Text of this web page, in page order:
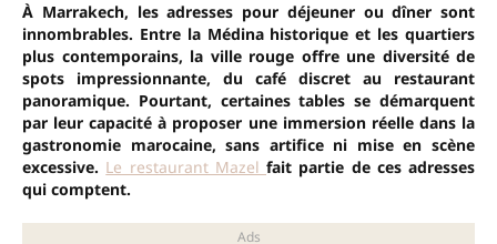
À Marrakech, les adresses pour déjeuner ou dîner sont
innombrables. Entre la Médina historique et les quartiers
plus contemporains, la ville rouge offre une diversité de
spots impressionnante, du café discret au restaurant
panoramique. Pourtant, certaines tables se démarquent
par leur capacité à proposer une immersion réelle dans la
gastronomie marocaine, sans artifice ni mise en scène
excessive. Le restaurant Mazel fait partie de ces adresses
qui comptent.